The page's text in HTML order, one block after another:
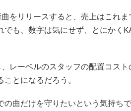
をリリースすると、売上はこれ
でも、数字は気にせず、とにかく
レーベルのスタッフの配置コス
とになるだろう。
の曲だけを守りたいという気持ち